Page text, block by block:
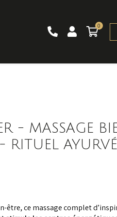
0
0
- MASSAGE
RITUEL
être, ce massage complet